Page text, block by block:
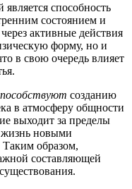
является способность
состоянием и
активные действия
форму, но и
в свою очередь влияет
созданию
в атмосферу общности
выходит за пределы
жизнь новыми
образом,
составляющей